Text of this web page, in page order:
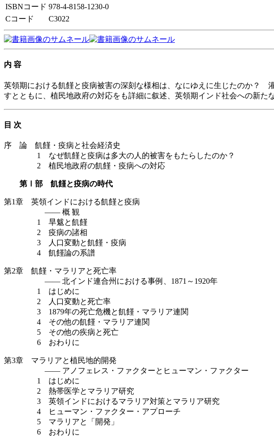
ISBNコード 978-4-8158-1230-0
Cコード
C3022
内 容
英領期における飢饉と疫病被害の深刻な様相は、なにゆえに生じたのか？
すとともに、植民地政府の対応をも詳細に叙述、英領期インド社会への新た
目 次
序 論 飢饉・疫病と社会経済史
1 なぜ飢饉と疫病は多大の人的被害をもたらしたのか？
2 植民地政府の飢饉・疫病への対応
第Ⅰ部 飢饉と疫病の時代
第1章 英領インドにおける飢饉と疫病
—— 概 観
1 旱魃と飢饉
2 疫病の諸相
3 人口変動と飢饉・疫病
4 飢饉論の系譜
第2章 飢饉・マラリアと死亡率
—— 北インド連合州における事例、1871～1920年
1 はじめに
2 人口変動と死亡率
3 1879年の死亡危機と飢饉・マラリア連関
4 その他の飢饉・マラリア連関
5 その他の疾病と死亡
6 おわりに
第3章 マラリアと植民地的開発
—— アノフェレス・ファクターとヒューマン・ファクター
1 はじめに
2 熱帯医学とマラリア研究
3 英領インドにおけるマラリア対策とマラリア研究
4 ヒューマン・ファクター・アプローチ
5 マラリアと「開発」
6 おわりに